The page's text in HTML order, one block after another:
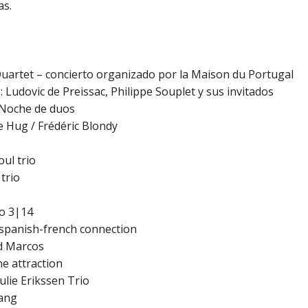
– concierto organizado por la Maison du Portugal
: Ludovic de Preissac, Philippe Souplet y sus invitados
de duos
Hug / Frédéric Blondy
trio
trio
3|14
french connection
Marcos
attraction
Erikssen Trio